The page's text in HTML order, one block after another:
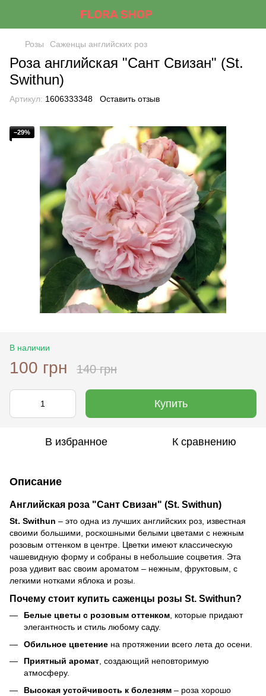
Розы Саженцы английских роз
Роза английская "Сант Свизан" (St.
Swithun)
Артикул: 1606333348 Оставить отзыв
−29%
В наличии
100 грн 140 грн
Купить
В избранное К сравнению
Описание
Английская роза "Сант Свизан" (St. Swithun)
St. Swithun – это одна из лучших английских роз, известная
своими большими, роскошными белыми цветами с нежным
розовым оттенком в центре. Цветки имеют классическую
чашевидную форму и собраны в небольшие соцветия. Эта
роза удивит вас своим ароматом – нежным, фруктовым, с
легкими нотками яблока и розы.
Почему стоит купить саженцы розы St. Swithun?
Белые цветы с розовым оттенком, которые придают
элегантность и стиль любому саду.
Обильное цветение на протяжении всего лета до осени.
Приятный аромат , создающий неповторимую
атмосферу.
Высокая устойчивость к болезням – роза хорошо